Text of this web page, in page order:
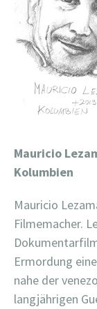
Mauricio
Kolumbien
Mauricio
Filmemacher.
Ermordung
nahe der
langjährigen